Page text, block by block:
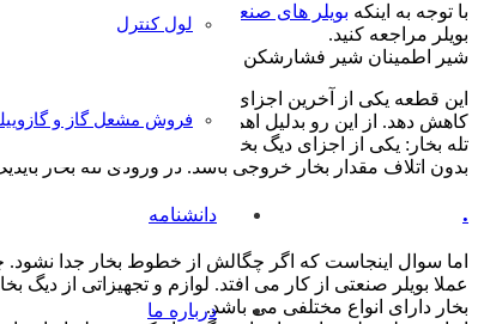
لول کنترل
فروش مشعل گاز و
دانشنامه
درباره ما
با توجه به اینکه بویلر های صنعتی
دارای انواع مختلفی
بویلر مراجعه کنید.
شیر اطمینان شیر فشارشکن یا شیر اطمینان از فشار بیش
این قطعه یکی از آخرین اجزای دیگ بخار است. که بصورت
کاهش دهد. از این رو بدلیل اهمیت این قطعه بصورت کامل
تله بخار: یکی از اجزای دیگ بخار که بصورت خودکار
بدون اتلاف مقدار بخار خروجی باشد. در ورودی تله بخار
.
اما سوال اینجاست که اگر چگالش از خطوط بخار جدا
عملا بویلر صنعتی از کار می افتد. لوازم و تجهیزاتی از دیگ
بخار دارای انواع مختلفی می باشد.